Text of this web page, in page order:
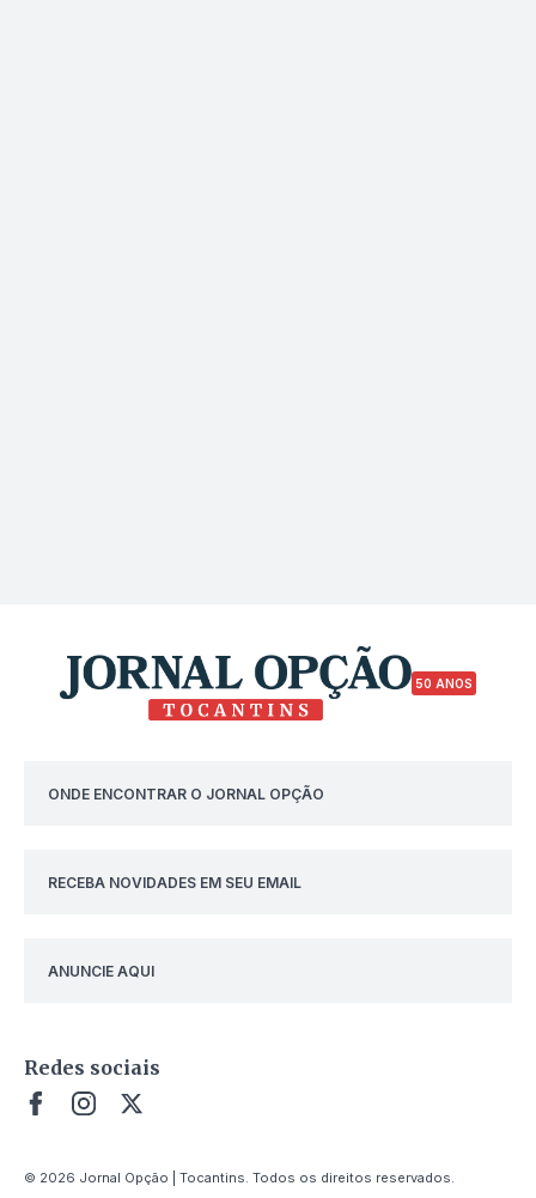
50 ANOS
ONDE ENCONTRAR O JORNAL OPÇÃO
RECEBA NOVIDADES EM SEU EMAIL
ANUNCIE AQUI
Redes sociais
© 2026 Jornal Opção | Tocantins. Todos os direitos reservados.